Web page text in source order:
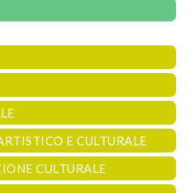
E CULTURALE
CULTURALE